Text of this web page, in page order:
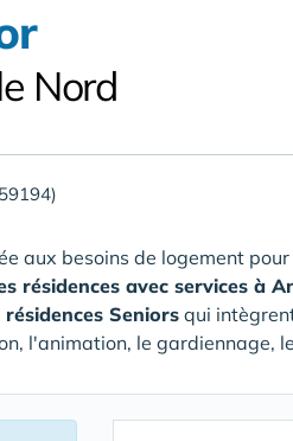
Nord
aux besoins de logement
résidences avec services à
Seniors qui
l'animation, le gardiennage,